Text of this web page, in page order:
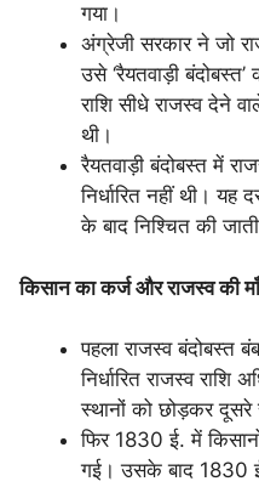
गया।
अंग्रेजी सरकार ने जो
उसे ‘रैयतवाड़ी
राशि सीधे राजस्व देने
थी।
रैयतवाड़ी बंदोबस्त में
निर्धारित नहीं थी। यह
के बाद निश्चित की
किसान का कर्ज और राजस्व की
पहला राजस्व बंदोबस्त
निर्धारित राजस्व
स्थानों को छोड़कर दूसरे
फिर 1830 ई. में
गई। उसके बाद 1830